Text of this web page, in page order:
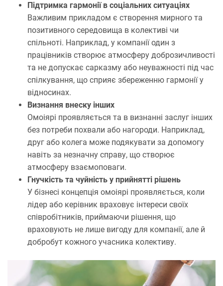
Підтримка гармонії в соціальних ситуаціях
Важливим прикладом є створення мирного та
позитивного середовища в колективі чи
спільноті. Наприклад, у компанії один з
працівників створює атмосферу доброзичливості
та не допускає сарказму або неуважності під час
спілкування, що сприяє збереженню гармонії у
відносинах.
Визнання внеску інших
Омоіярі проявляється та в визнанні заслуг інших
без потреби похвали або нагороди. Наприклад,
друг або колега може подякувати за допомогу
навіть за незначну справу, що створює
атмосферу взаємоповаги.
Гнучкість та чуйність у прийнятті рішень
У бізнесі концепція омоіярі проявляється, коли
лідер або керівник враховує інтереси своїх
співробітників, приймаючи рішення, що
враховують не лише вигоду для компанії, але й
добробут кожного учасника колективу.